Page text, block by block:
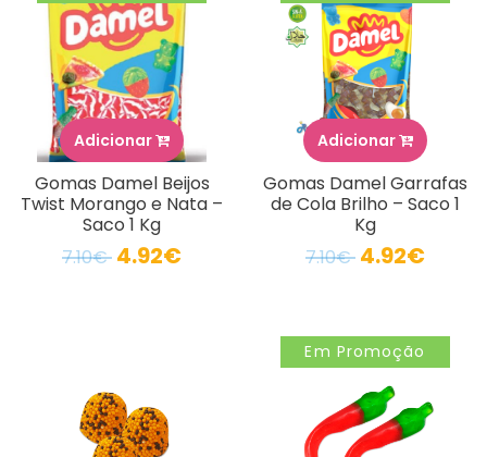
Adicionar
Gomas Damel Beijos
Twist Morango e Nata –
Saco 1 Kg
7.10€ 4.92€
Adicionar
Gomas Damel Garrafas
de Cola Brilho – Saco 1
Kg
7.10€ 4.92€
Em Promoção